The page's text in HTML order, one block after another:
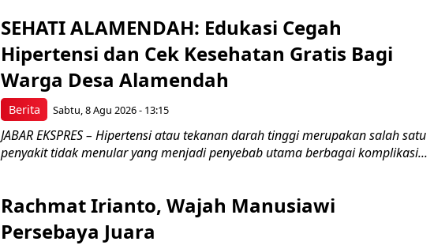
Berita
SEHATI ALAMENDAH: Edukasi Cegah
Hipertensi dan Cek Kesehatan Gratis Bagi
Warga Desa Alamendah
Sabtu, 8 Agu 2026 - 13:15
JABAR EKSPRES – Hipertensi atau tekanan darah tinggi merupakan salah satu
penyakit tidak menular yang menjadi penyebab utama berbagai komplikasi...
Rachmat Irianto, Wajah Manusiawi
Persebaya Juara